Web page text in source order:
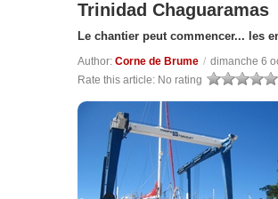
Trinidad Chaguaramas
Le chantier peut commencer... les
Author: Corne de Brume / dimanche 6
Rate this article: No rating